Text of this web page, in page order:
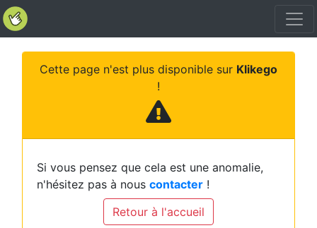
Cette page n'est plus disponible sur Klikego
!
Si vous pensez que cela est une anomalie,
n'hésitez pas à nous contacter !
Retour à l'accueil